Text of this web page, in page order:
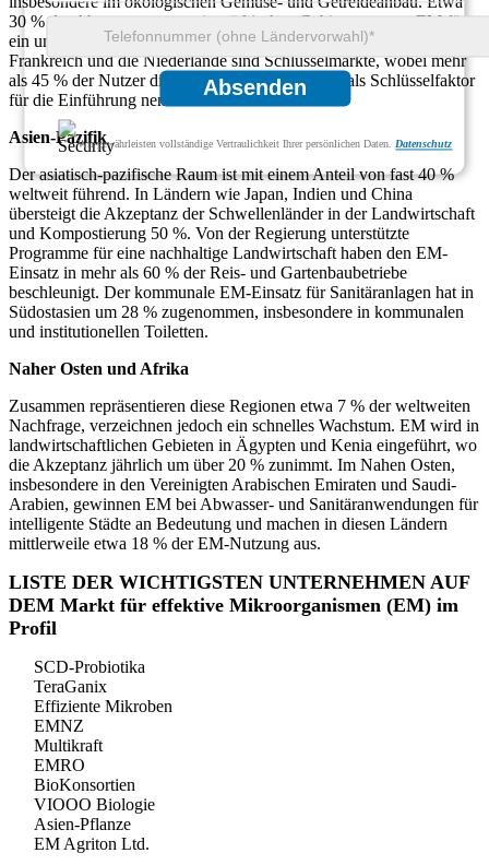
Absenden
Wir gewährleisten vollständige Vertraulichkeit Ihrer persönlichen Daten. Datenschutz
30 % der Abwassersysteme in städtischen Gebieten nutzen EM für
ein umweltfreundliches Geruchsmanagement. Deutschland,
Frankreich und die Niederlande sind Schlüsselmärkte, wobei mehr
als 45 % der Nutzer die Umweltvorteile von EM als Schlüsselfaktor
für die Einführung nennen.
Asien-Pazifik
Der asiatisch-pazifische Raum ist mit einem Anteil von fast 40 %
weltweit führend. In Ländern wie Japan, Indien und China
übersteigt die Akzeptanz der Schwellenländer in der Landwirtschaft
und Kompostierung 50 %. Von der Regierung unterstützte
Programme für eine nachhaltige Landwirtschaft haben den EM-
Einsatz in mehr als 60 % der Reis- und Gartenbaubetriebe
beschleunigt. Der kommunale EM-Einsatz für Sanitäranlagen hat in
Südostasien um 28 % zugenommen, insbesondere in kommunalen
und institutionellen Toiletten.
Naher Osten und Afrika
Zusammen repräsentieren diese Regionen etwa 7 % der weltweiten
Nachfrage, verzeichnen jedoch ein schnelles Wachstum. EM wird in
landwirtschaftlichen Gebieten in Ägypten und Kenia eingeführt, wo
die Akzeptanz jährlich um über 20 % zunimmt. Im Nahen Osten,
insbesondere in den Vereinigten Arabischen Emiraten und Saudi-
Arabien, gewinnen EM bei Abwasser- und Sanitäranwendungen für
intelligente Städte an Bedeutung und machen in diesen Ländern
mittlerweile etwa 18 % der EM-Nutzung aus.
LISTE DER WICHTIGSTEN UNTERNEHMEN AUF
DEM Markt für effektive Mikroorganismen (EM) im
Profil
SCD-Probiotika
TeraGanix
Effiziente Mikroben
EMNZ
Multikraft
EMRO
BioKonsortien
VIOOO Biologie
Asien-Pflanze
EM Agriton Ltd.